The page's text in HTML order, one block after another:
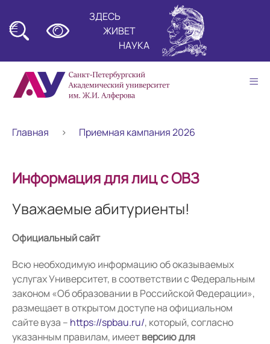
ЗДЕСЬ
ЖИВЕТ
НАУКА
Главная Приемная кампания 2026
Информация для лиц с ОВЗ
Уважаемые абитуриенты!
Официальный сайт
Всю необходимую информацию об оказываемых
услугах Университет, в соответствии с Федеральным
законом «Об образовании в Российской Федерации»,
размещает в открытом доступе на официальном
сайте вуза – https://spbau.ru/, который, согласно
указанным правилам, имеетверсию для
≡
≡